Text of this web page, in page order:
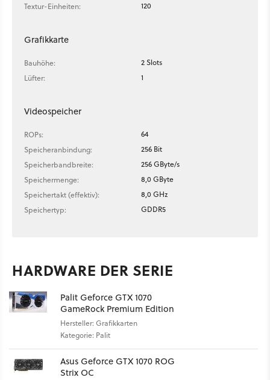
Textur-Einheiten:
120
Grafikkarte
Bauhöhe:
2 Slots
Lüfter:
1
Videospeicher
ROPs:
64
Speicheranbindung:
256 Bit
Speicherbandbreite:
256 GByte/s
Speichermenge:
8,0 GByte
Speichertakt (effektiv):
8,0 GHz
Speichertyp:
GDDR5
HARDWARE DER SERIE
Palit Geforce GTX 1070
GameRock Premium Edition
Hersteller: Grafikkarten
Kategorie: Palit
Asus Geforce GTX 1070 ROG
Strix OC